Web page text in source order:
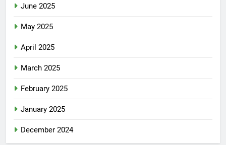
June 2025
May 2025
April 2025
March 2025
February 2025
January 2025
December 2024